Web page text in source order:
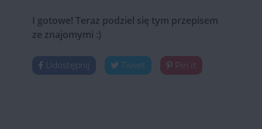
I gotowe! Teraz podziel się tym przepisem
ze znajomymi :)
Udostępnij Tweet Pin it